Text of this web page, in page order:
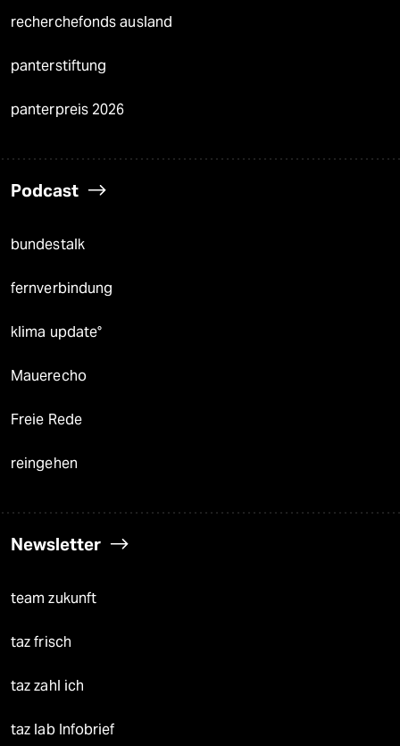
recherchefonds ausland
panterstiftung
panterpreis 2026
Podcast
bundestalk
fernverbindung
klima update°
Mauerecho
Freie Rede
reingehen
Newsletter
team zukunft
taz frisch
taz zahl ich
taz lab Infobrief